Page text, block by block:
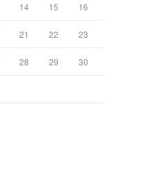
14 15 16
21 22 23
28 29 30